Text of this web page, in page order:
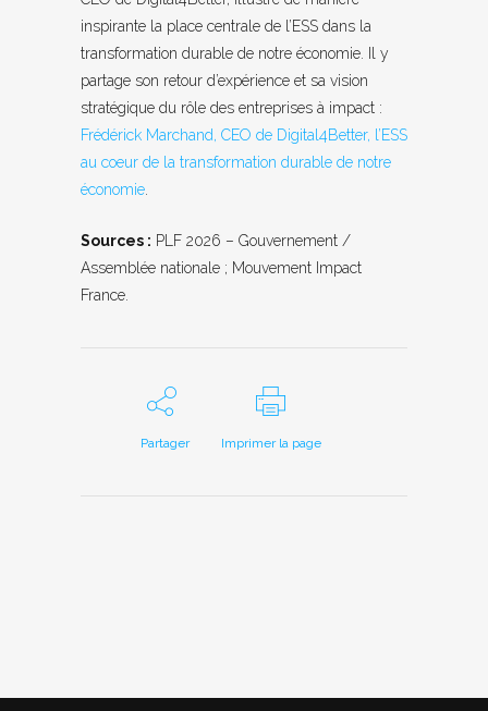
inspirante la place centrale de l’ESS dans la
transformation durable de notre économie. Il y
partage son retour d’expérience et sa vision
stratégique du rôle des entreprises à impact :
Frédérick Marchand, CEO de Digital4Better, l’ESS
au coeur de la transformation durable de notre
économie
Sources : PLF 2026 – Gouvernement /
Assemblée nationale ; Mouvement Impact
France.
Partager Imprimer la page